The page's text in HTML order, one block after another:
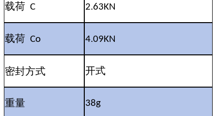
载荷 C 2.63KN
载荷 Co 4.09KN
密封方式 开式
重量 38g